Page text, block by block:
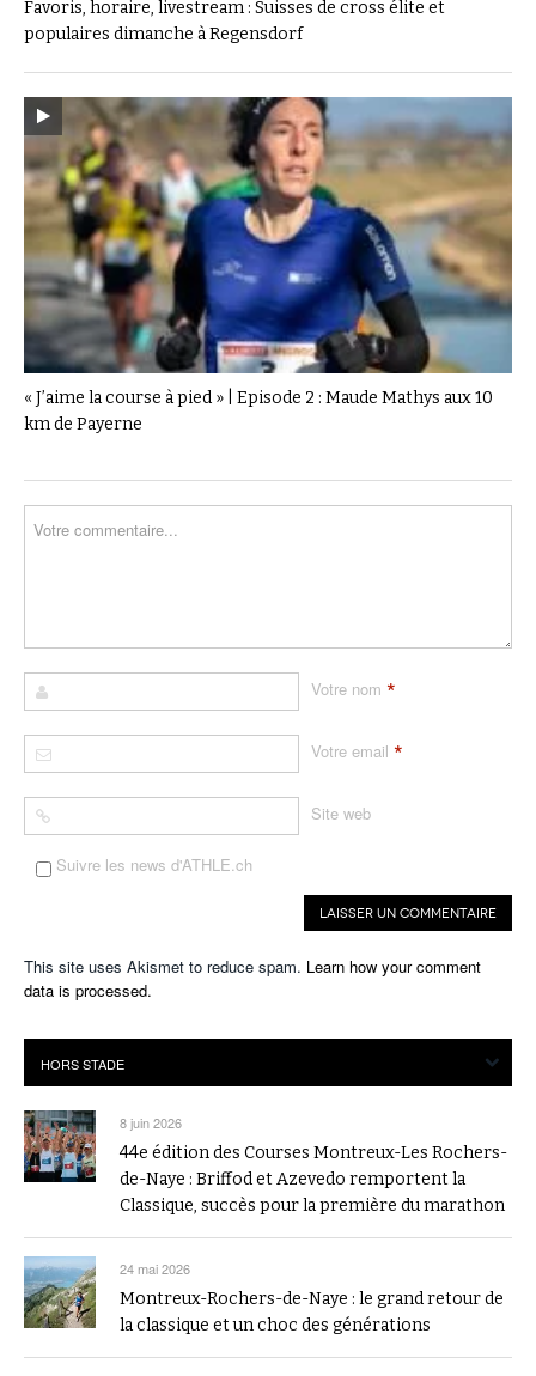
Favoris, horaire, livestream : Suisses de cross élite et
populaires dimanche à Regensdorf
« J’aime la course à pied » | Episode 2 : Maude Mathys aux 10
km de Payerne
Votre nom *
Votre email *
Site web
Suivre les news d'ATHLE.ch
This site uses Akismet to reduce spam. Learn how your comment
data is processed.
8 juin 2026
44e édition des Courses Montreux-Les Rochers-
de-Naye : Briffod et Azevedo remportent la
Classique, succès pour la première du marathon
24 mai 2026
Montreux-Rochers-de-Naye : le grand retour de
la classique et un choc des générations